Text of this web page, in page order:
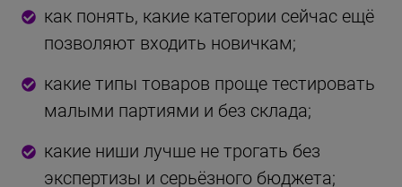
как понять, какие категории сейчас ещё
позволяют входить новичкам;
какие типы товаров проще тестировать
малыми партиями и без склада;
какие ниши лучше не трогать без
экспертизы и серьёзного бюджета;